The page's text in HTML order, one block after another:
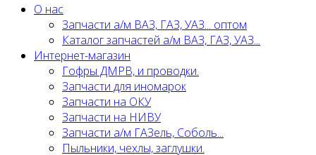
О нас
Запчасти а/м ВАЗ, ГАЗ, УАЗ... оптом
Каталог запчастей а/м ВАЗ, ГАЗ, УАЗ...
Интернет-магазин
Гофры ДМРВ, и проводки.
Запчасти для иномарок
Запчасти на ОКУ
Запчасти на НИВУ
Запчасти а/м ГАЗель, Соболь...
Пыльники, чехлы, заглушки.